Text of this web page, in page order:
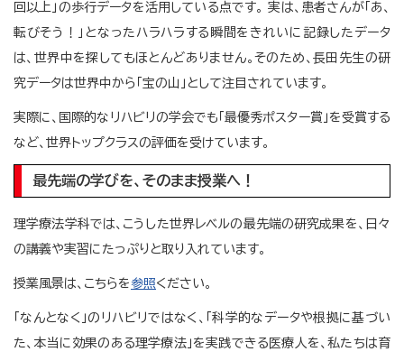
回以上」の歩行データを活用している点です。 実は、患者さんが「あ、
転びそう！」となったハラハラする瞬間をきれいに記録したデータ
は、世界中を探してもほとんどありません。そのため、長田先生の研
究データは世界中から「宝の山」として注目されています。
実際に、国際的なリハビリの学会でも「最優秀ポスター賞」を受賞する
など、世界トップクラスの評価を受けています。
最先端の学びを、そのまま授業へ！
理学療法学科では、こうした世界レベルの最先端の研究成果を、日々
の講義や実習にたっぷりと取り入れています。
授業風景は、こちらを 参照ください。
「なんとなく」のリハビリではなく、「科学的なデータや根拠に基づい
た、本当に効果のある理学療法」を実践できる医療人を、私たちは育